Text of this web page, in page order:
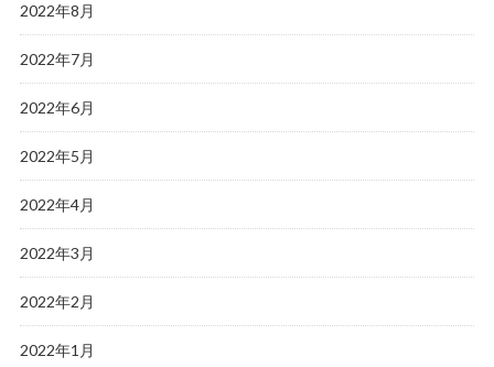
2022年8月
2022年7月
2022年6月
2022年5月
2022年4月
2022年3月
2022年2月
2022年1月